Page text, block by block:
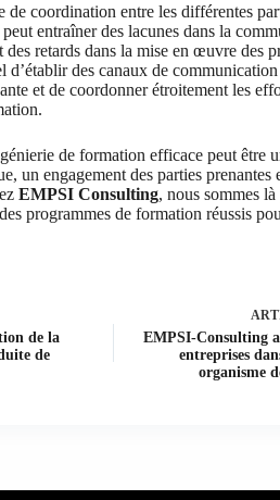
coordination entre les différentes
entraîner des lacunes dans la
des retards dans la mise en œuvre des
d’établir des canaux de
et de coordonner étroitement les
de formation efficace peut être
un engagement des parties prenantes
EMPSI Consulting, nous sommes
programmes de formation réussis
de la
de
EMPSI-Consulting
entreprises
organisme